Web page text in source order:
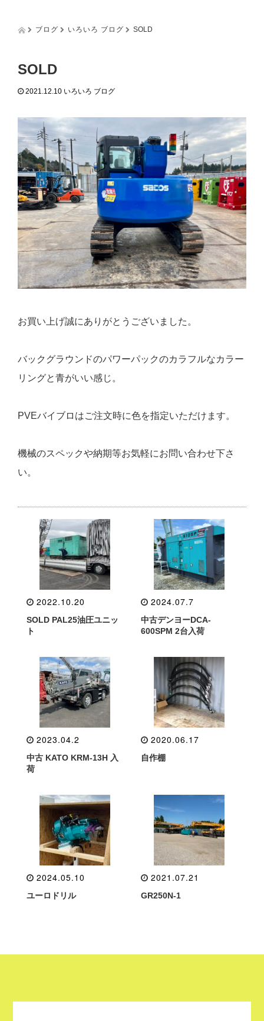
t
i
o
n
ブログ いろいろ ブログ SOLD
SOLD
2021.12.10 いろいろ ブログ
お買い上げ誠にありがとうございました。
バックグラウンドのパワーパックのカラフルなカラー
リングと青がいい感じ。
PVEバイブロはご注文時に色を指定いただけます。
機械のスペックや納期等お気軽にお問い合わせ下さ
い。
2022.10.20
SOLD PAL25油圧ユニッ
ト
2024.07.7
中古デンヨーDCA-
600SPM 2台入荷
2023.04.2
中古 KATO KRM-13H 入
荷
2020.06.17
自作棚
2024.05.10
ユーロドリル
2021.07.21
GR250N-1